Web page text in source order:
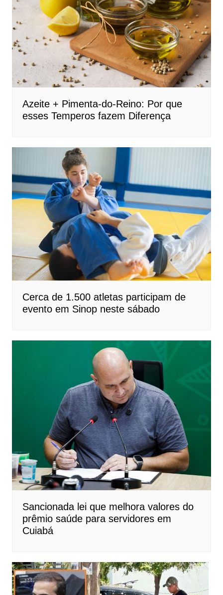
Azeite + Pimenta-do-Reino: Por que
esses Temperos fazem Diferença
Cerca de 1.500 atletas participam de
evento em Sinop neste sábado
Sancionada lei que melhora valores do
prêmio saúde para servidores em
Cuiabá